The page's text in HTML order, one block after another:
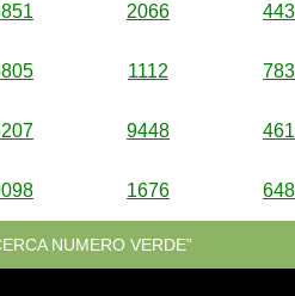
2066
1112
9448
1676
NUMERO VERDE”